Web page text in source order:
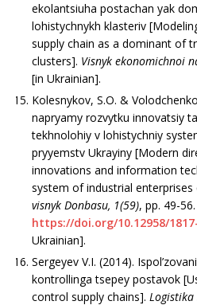
ekolantsiuha postachan yak
lohistychnykh klasteriv
supply chain as a dominant of
clusters]. Visnyk ekonomichnoi
[in Ukrainian].
Kolesnykov, S.O. &
napryamy rozvytku innovatsiy
tekhnolohiy v lohistychniy
pryyemstv Ukrayiny [Modern
innovations and information
system of industrial enterprises
visnyk Donbasu, 1(59), рр. 49-
https://doi.org/10.12958/
Ukrainian].
Sergeyev V.I. (2014).
kontrollinga tsepey postavok
control supply chains]. Logistika